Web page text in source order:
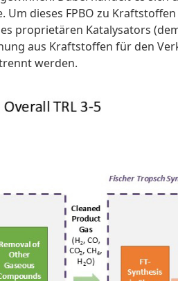
dieses FPBO zu
proprietären Katalysators
aus Kraftstoffen für den
werden.